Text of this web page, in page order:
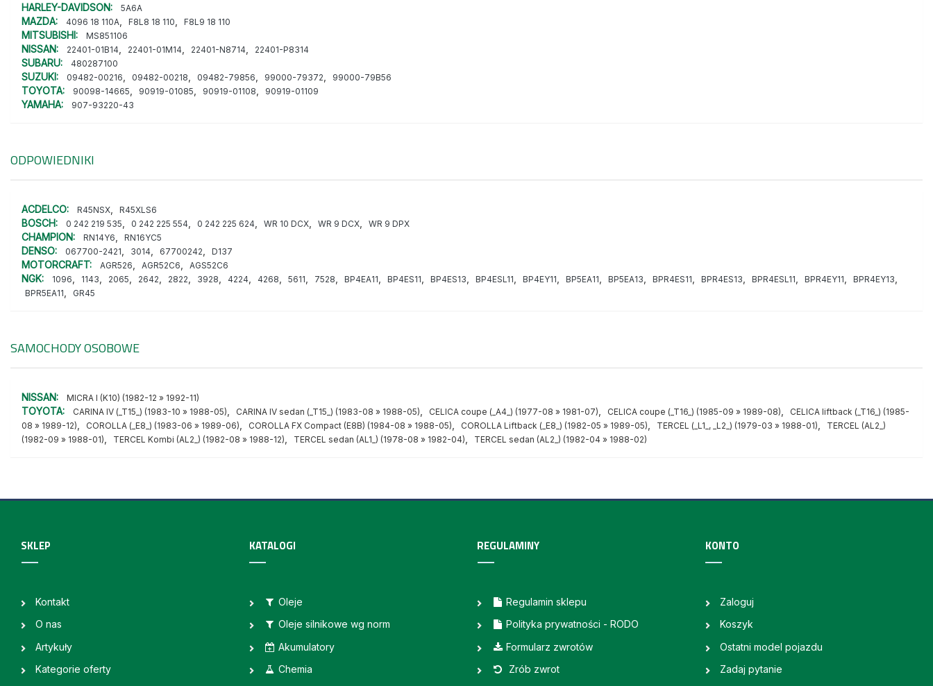
HARLEY-DAVIDSON: 5A6A
MAZDA: 4096 18 110A F8L8 18 110 F8L9 18 110
MITSUBISHI: MS851106
NISSAN: 22401-01B14 22401-01M14 22401-N8714 22401-P8314
SUBARU: 480287100
SUZUKI: 09482-00216 09482-00218 09482-79856 99000-79372 99000-79B56
TOYOTA: 90098-14665 90919-01085 90919-01108 90919-01109
YAMAHA: 907-93220-43
ODPOWIEDNIKI
ACDELCO: R45NSX R45XLS6
BOSCH: 0 242 219 535 0 242 225 554 0 242 225 624 WR 10 DCX WR 9 DCX WR 9 DPX
CHAMPION: RN14Y6 RN16YC5
DENSO: 067700-2421 3014 67700242 D137
MOTORCRAFT: AGR526 AGR52C6 AGS52C6
NGK: 1096 1143 2065 2642 2822 3928 4224 4268 5611 7528 BP4EA11 BP4ES11 BP4ES13 BP4ESL11 BP4EY11 BP5EA11 BP5EA13 BPR4ES11 BPR4ES13 BPR4ESL11 BPR4EY11 BPR4EY13
BPR5EA11 GR45
SAMOCHODY OSOBOWE
NISSAN: MICRA I (K10) (1982-12 » 1992-11)
TOYOTA: CARINA IV (_T15_) (1983-10 » 1988-05) CARINA IV sedan (_T15_) (1983-08 » 1988-05) CELICA coupe (_A4_) (1977-08 » 1981-07) CELICA coupe (_T16_) (1985-09 » 1989-08)
CELICA liftback (_T16_) (1985-
08 » 1989-12)
COROLLA (_E8_) (1983-06 » 1989-06) COROLLA FX Compact (E8B) (1984-08 » 1988-05) COROLLA Liftback (_E8_) (1982-05 » 1989-05) TERCEL (_L1_, _L2_) (1979-03 » 1988-01)
TERCEL (AL2_)
(1982-09 » 1988-01)
TERCEL Kombi (AL2_) (1982-08 » 1988-12) TERCEL sedan (AL1_) (1978-08 » 1982-04) TERCEL sedan (AL2_) (1982-04 » 1988-02)
SKLEP
Kontakt
O nas
Artykuły
Kategorie oferty
KATALOGI
Oleje
Oleje silnikowe wg norm
Akumulatory
Chemia
REGULAMINY
Regulamin sklepu
Polityka prywatności - RODO
Formularz zwrotów
Zrób zwrot
KONTO
Zaloguj
Koszyk
Ostatni model pojazdu
Zadaj pytanie